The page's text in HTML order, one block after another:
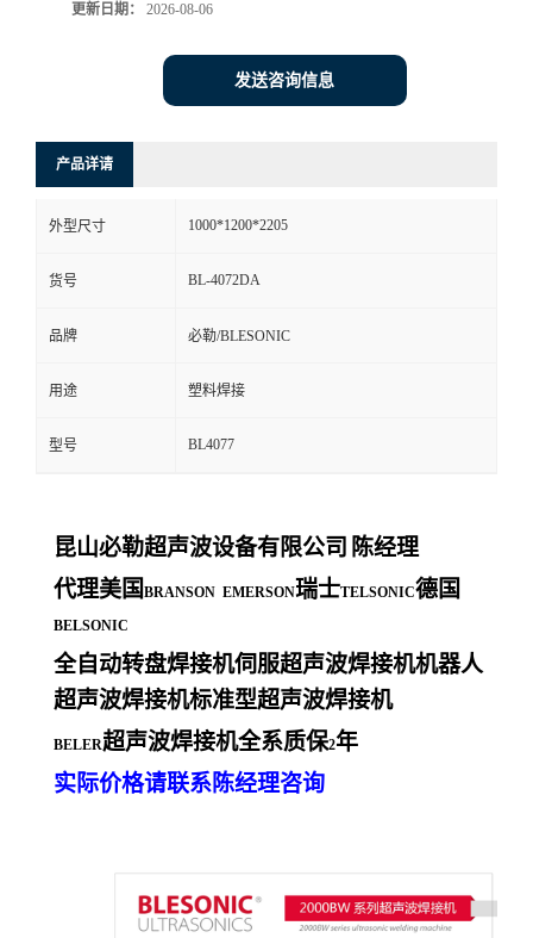
更新日期： 2026-08-06
发送咨询信息
产品详请
外型尺寸 1000*1200*2205
货号 BL-4072DA
品牌 必勒/BLESONIC
用途 塑料焊接
型号 BL4077
昆山必勒超声波设备有限公司 陈经理
代理美国 BRANSON EMERSON瑞士TELSONIC德国
BELSONIC
全自动转盘焊接机伺服超声波焊接机机器人
超声波焊接机标准型超声波焊接机
BELER超声波焊接机全系质保2年
实际价格请联系陈经理咨询